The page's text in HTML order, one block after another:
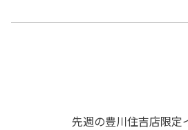
先週の豊川住吉店限定